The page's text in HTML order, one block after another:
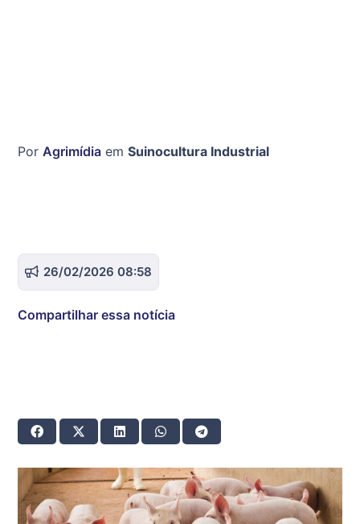
Por Agrimídia em Suinocultura Industrial
26/02/2026 08:58
Compartilhar essa notícia